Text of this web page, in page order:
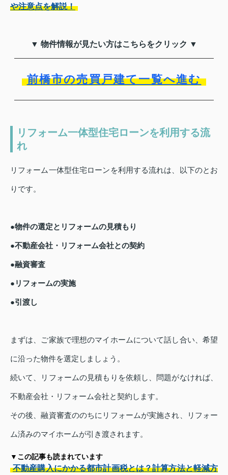
や注意点を解説！
▼ 物件情報が見たい方はこちらをクリック ▼
前橋市の売買戸建て一覧へ進む
リフォーム一体型住宅ローンを利用する流
れ
リフォーム一体型住宅ローンを利用する流れは、以下のとお
りです。
●物件の選定とリフォームの見積もり
●不動産会社・リフォーム会社との契約
●融資審査
●リフォームの実施
●引渡し
まずは、ご家族で理想のマイホームについて話し合い、希望
に沿った物件を選定しましょう。
続いて、リフォームの見積もりを依頼し、問題がなければ、
不動産会社・リフォーム会社と契約します。
その後、融資審査ののちにリフォームが実施され、リフォー
ム済みのマイホームが引き渡されます。
▼この記事も読まれています
不動産購入にかかる都市計画税とは？計算方法と軽減方